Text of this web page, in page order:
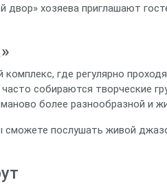
двор» хозяева приглашают
где регулярно
собираются творческие
более разнообразной и
сможете послушать живой